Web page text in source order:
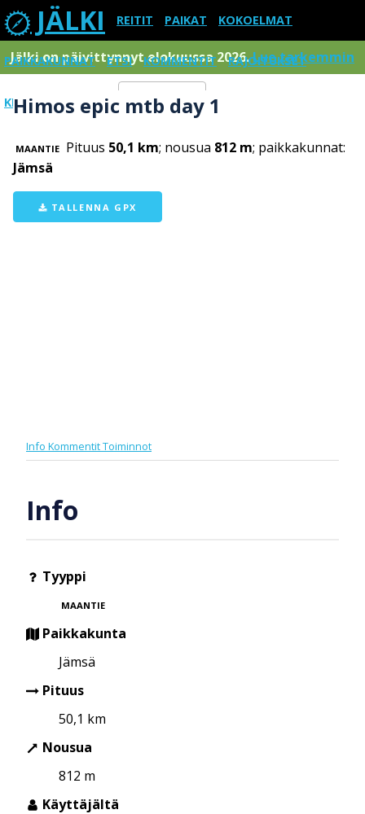
JÄLKI REITIT PAIKAT KOKOELMAT
PAIKKAKUNNAT ETSI KOMMENTIT RAJOITUKSET
KIRJAUDU SISÄÄN Menu
Jälki on päivittynnyt elokuussa 2026.Lue tarkemmin
Himos epic mtb day 1
MAANTIE Pituus 50,1 km; nousua 812 m; paikkakunnat:
Jämsä
TALLENNA GPX
Info KommentitToiminnot
Info
Tyyppi
MAANTIE
Paikkakunta
Jämsä
Pituus
50,1 km
Nousua
812 m
Käyttäjältä